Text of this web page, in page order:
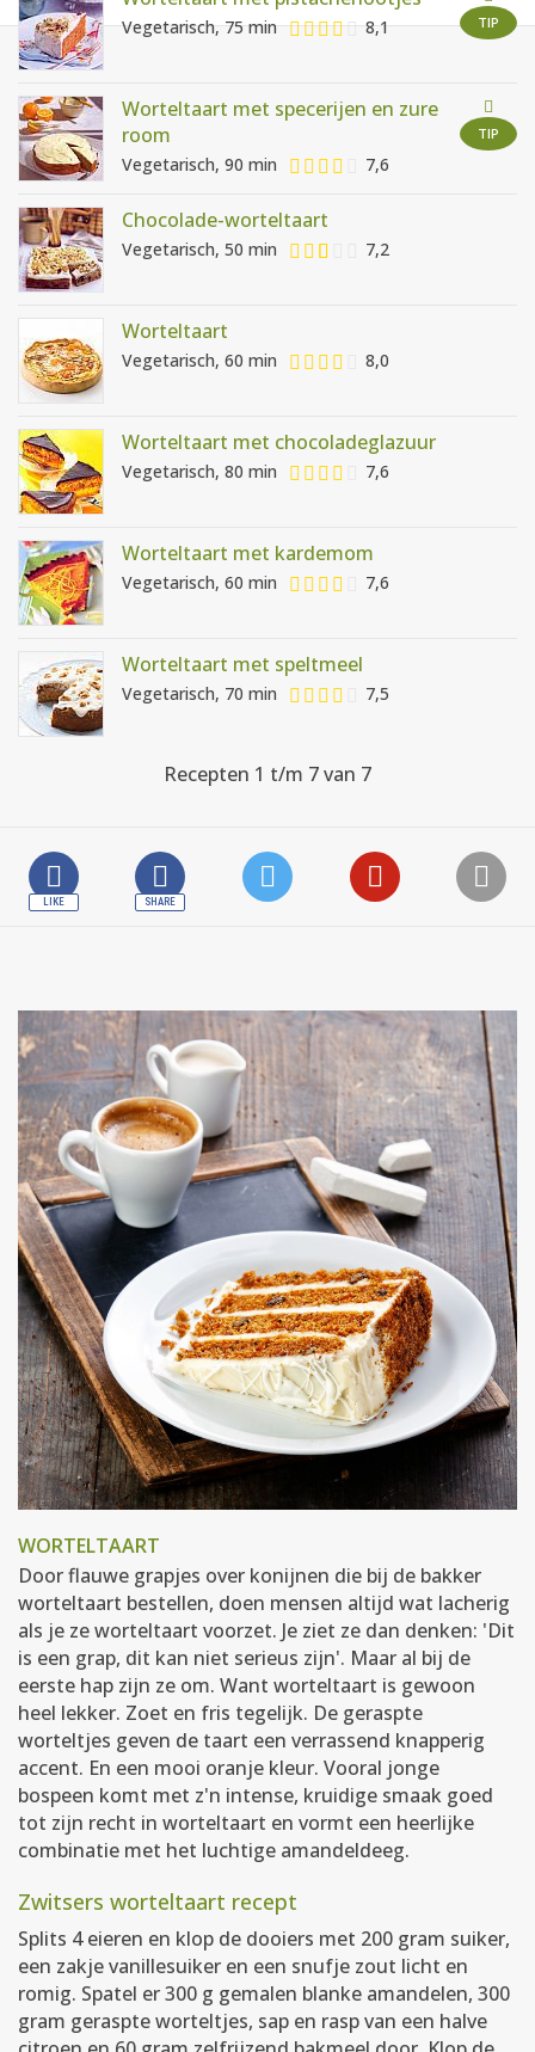
AANMELDEN
RECEPTEN
WEEKMENU'S
TIP
Vegetarisch, 75 min 8,1
TIP
Worteltaart met specerijen en zure
room
Vegetarisch, 90 min 7,6
Chocolade-worteltaart
Vegetarisch, 50 min 7,2
Worteltaart
Vegetarisch, 60 min 8,0
Worteltaart met chocoladeglazuur
Vegetarisch, 80 min 7,6
Worteltaart met kardemom
Vegetarisch, 60 min 7,6
Worteltaart met speltmeel
Vegetarisch, 70 min 7,5
Recepten 1 t/m 7 van 7
WORTELTAART
Door flauwe grapjes over konijnen die bij de bakker
worteltaart bestellen, doen mensen altijd wat lacherig
als je ze worteltaart voorzet. Je ziet ze dan denken: 'Dit
is een grap, dit kan niet serieus zijn'. Maar al bij de
eerste hap zijn ze om. Want worteltaart is gewoon
heel lekker. Zoet en fris tegelijk. De geraspte
worteltjes geven de taart een verrassend knapperig
accent. En een mooi oranje kleur. Vooral jonge
bospeen komt met z'n intense, kruidige smaak goed
tot zijn recht in worteltaart en vormt een heerlijke
combinatie met het luchtige amandeldeeg.
Zwitsers worteltaart recept
Splits 4 eieren en klop de dooiers met 200 gram suiker,
een zakje vanillesuiker en een snufje zout licht en
romig. Spatel er 300 g gemalen blanke amandelen, 300
gram geraspte worteltjes, sap en rasp van een halve